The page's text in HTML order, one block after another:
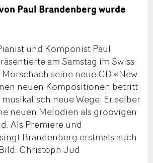
Paul Brandenberg wurde
und Komponist Paul
am Samstag im Swiss
seine neue CD «New
neuen Kompositionen betritt
neue Wege. Er selber
neuen Melodien als groovigen
Als Premiere und
Brandenberg erstmals auch
Christoph Jud